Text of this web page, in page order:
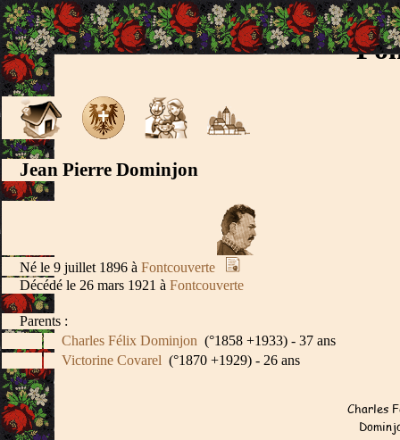
Jean Pierre Dominjon
Né le 9 juillet 1896 à Fontcouverte
Décédé le 26 mars 1921 à Fontcouverte
Parents :
Charles Félix Dominjon (°1858 +1933) - 37 ans
Victorine Covarel (°1870 +1929) - 26 ans